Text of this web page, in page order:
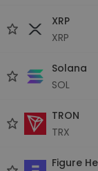
XRP
XRP
Solana
SOL
TRON
TRX
Figure